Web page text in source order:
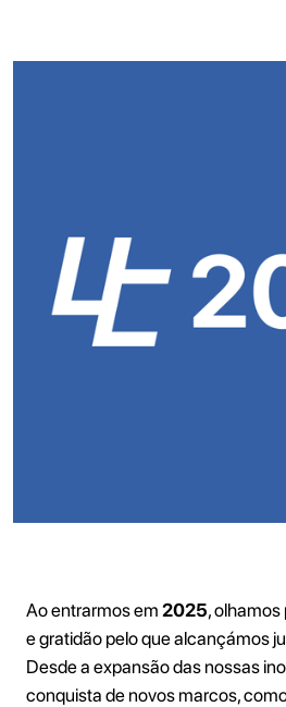
Ao entrarmos em 2025,
e gratidão pelo que alcançámos
Desde a expansão das nossas
conquista de novos marcos,